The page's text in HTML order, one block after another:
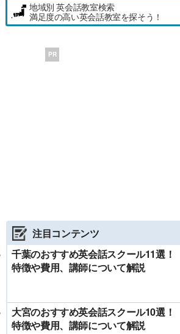
地域別 英会話教室検索
満足度の高い英会話教室を探そう！
PR
注目コンテンツ
千葉のおすすめ英会話スクール11選！
特徴や費用、講師について解説
大宮のおすすめ英会話スクール10選！
特徴や費用、講師について解説